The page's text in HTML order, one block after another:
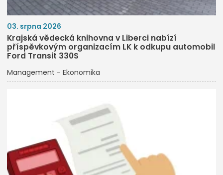
03. srpna 2026
Krajská vědecká knihovna v Liberci nabízí
příspěvkovým organizacím LK k odkupu automobil
Ford Transit 330S
Management - Ekonomika